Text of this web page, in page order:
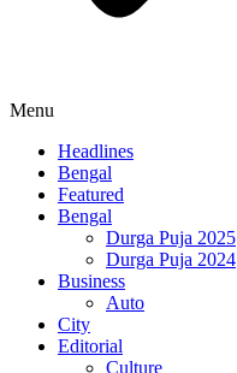
Menu
Headlines
Bengal
Featured
Bengal
Durga Puja 2025
Durga Puja 2024
Business
Auto
City
Editorial
Culture